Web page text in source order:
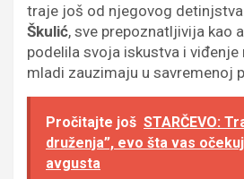
traje još od njegovog
Škulić, sve prepoznatljivija kao
podelila svoja iskustva i viđenje
mladi zauzimaju u savremenoj
Pročitajte još STARČEVO:
druženja”, evo šta vas
avgusta